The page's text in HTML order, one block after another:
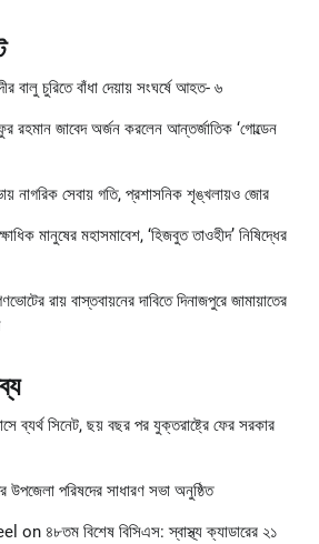
বালু চুরিতে বাঁধা দেয়ায় সংঘর্ষে আহত- ৬
রহমান জাবেদ অর্জন করলেন আন্তর্জাতিক ‘গোল্ডেন
নাগরিক সেবায় গতি, প্রশাসনিক শৃঙ্খলায়ও জোর
মানুষের মহাসমাবেশ, ‘হিজবুত তাওহীদ’ নিষিদ্ধের
রায় বাস্তবায়নের দাবিতে দিনাজপুরে জামায়াতের
ব্যর্থ সিনেট, ছয় বছর পর যুক্তরাষ্ট্রে ফের সরকার
উপজেলা পরিষদের সাধারণ সভা অনুষ্ঠিত
on ৪৮তম বিশেষ বিসিএস: স্বাস্থ্য ক্যাডারের ২১